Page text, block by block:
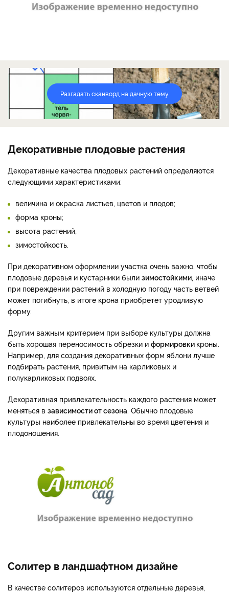
Разгадать сканворд на дачную тему
Декоративные плодовые растения
Декоративные качества плодовых растений определяются
следующими характеристиками:
величина и окраска листьев, цветов и плодов;
форма кроны;
высота растений;
зимостойкость.
При декоративном оформлении участка очень важно, чтобы
плодовые деревья и кустарники были зимостойкими , иначе
при повреждении растений в холодную погоду часть ветвей
может погибнуть, в итоге крона приобретет уродливую
форму.
Другим важным критерием при выборе культуры должна
быть хорошая переносимость обрезки и формировки кроны.
Например, для создания декоративных форм яблони лучше
подбирать растения, привитым на карликовых и
полукарликовых подвоях.
Декоративная привлекательность каждого растения может
меняться в зависимости от сезона . Обычно плодовые
культуры наиболее привлекательны во время цветения и
плодоношения.
Солитер в ландшафтном дизайне
В качестве солитеров используются отдельные деревья,